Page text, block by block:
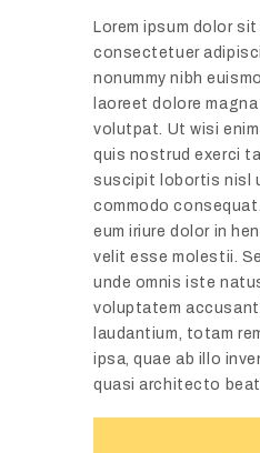
Lorem ipsum dolor sit
consectetuer
nonummy nibh
laoreet dolore
volutpat. Ut wisi enim
quis nostrud exerci
suscipit lobortis nisl
commodo
eum iriure dolor in
velit esse molestii.
unde omnis iste
voluptatem
laudantium, totam
ipsa, quae ab illo
quasi architecto